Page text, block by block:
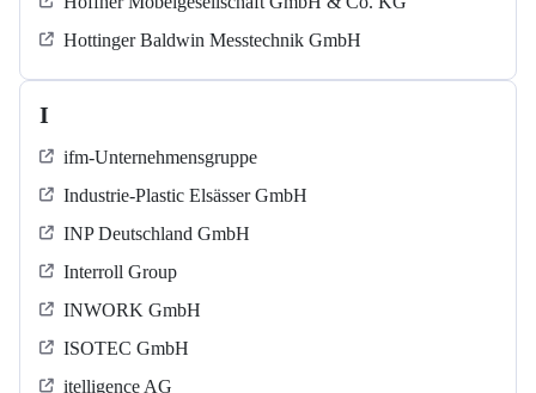
Hottinger Baldwin Messtechnik GmbH
I
ifm-Unternehmensgruppe
Industrie-Plastic Elsässer GmbH
INP Deutschland GmbH
Interroll Group
INWORK GmbH
ISOTEC GmbH
itelligence AG